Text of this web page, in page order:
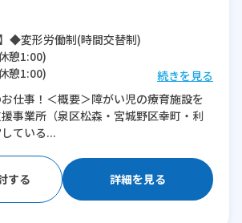
】◆変形労働制(時間交替制)
憩1:00)
憩1:00)
間程度/月
続きを見る
仕事！＜概要＞障がい児の療育施設を
事業所（泉区松森・宮城野区幸町・利
ている...
詳細を見る